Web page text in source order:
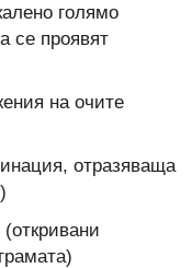
голямо
се проявят
на очите
отразяваща